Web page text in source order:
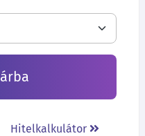
Hitelkalkulátor